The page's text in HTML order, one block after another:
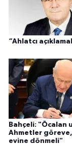
“Ahlatcı
Bahçeli: "Öcalan
Ahmetler
evine dönmeli"